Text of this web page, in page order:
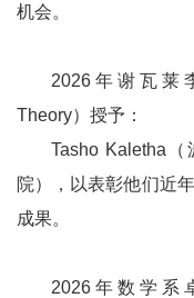
机会。
2026年谢瓦莱
Theory）授予：
Tasho Kaletha
院），以表彰他们近
成果。
2026年数学系